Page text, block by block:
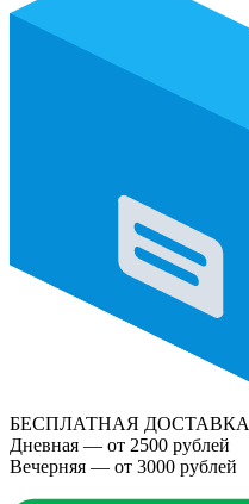
БЕСПЛАТНАЯ ДОСТАВКА
Дневная — от 2500 рублей
Вечерняя — от 3000 рублей